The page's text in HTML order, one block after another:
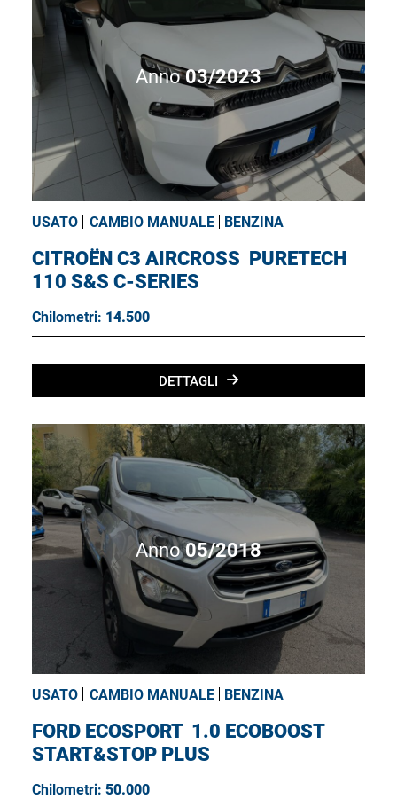
Anno03/2023
USATO CAMBIO MANUALE BENZINA
CITROËN C3 AIRCROSS PURETECH
110 S&S C-SERIES
Chilometri: 14.500
DETTAGLI
Anno05/2018
USATO CAMBIO MANUALE BENZINA
FORD ECOSPORT 1.0 ECOBOOST
START&STOP PLUS
Chilometri: 50.000